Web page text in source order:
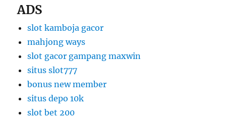
ADS
slot kamboja gacor
mahjong ways
slot gacor gampang maxwin
situs slot777
bonus new member
situs depo 10k
slot bet 200